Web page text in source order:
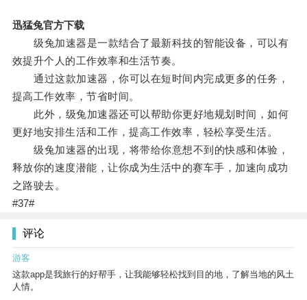
迅猛兔官方下载
级兔加速器是一款结合了最新科技的智能设备，可以有
效提升个人的工作效率和生活节奏。
通过这款加速器，你可以在短时间内完成更多的任务，
提高工作效率，节省时间。
此外，级兔加速器还可以帮助你更好地规划时间，如何
更好地安排生活和工作，提高工作效率，轻松享受生活。
级兔加速器的出现，将带给你意想不到的快感和体验，
释放你的速度潜能，让你成为生活中的赛车手，加速向成功
之路驶去。
#37#
评论
游客
这款app是我旅行的好帮手，让我能够轻松找到目的地，了解当地的风土
人情。